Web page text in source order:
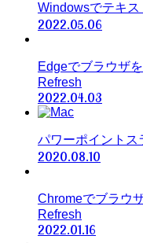
Windowsでテキ
2022.05.06
Edgeでブラウザ
Refresh
2022.04.03
パワーポイントス
2020.08.10
Chromeでブラウ
Refresh
2022.01.16